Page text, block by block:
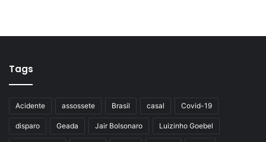
Tags
Acidente assossete Brasil casal Covid-19
disparo Geada Jair Bolsonaro Luizinho Goebel